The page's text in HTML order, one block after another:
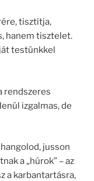
tisztítja,
hanem tisztelet.
testünkkel
rendszeres
izgalmas, de
jusson
a „húrok” – az
a karbantartásra,